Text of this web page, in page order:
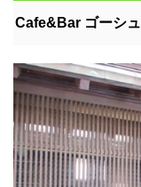
Cafe&Bar ゴーシュ